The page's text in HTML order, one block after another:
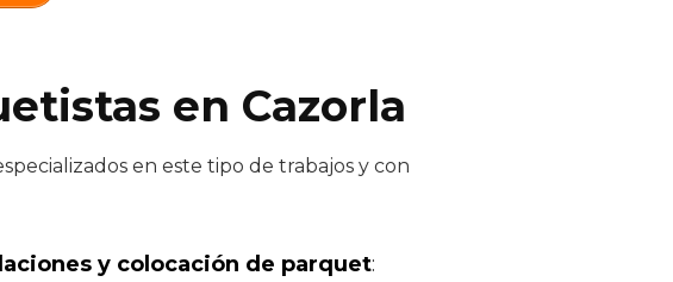
en Cazorla
en este tipo de trabajos y con
y colocación de parquet: